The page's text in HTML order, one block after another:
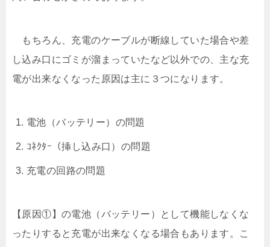
もちろん、充電のケーブルが断線していた場合や差
し込み口にゴミが溜まっていたなど以外での、主な充
電が出来なくなった原因は主に３つになります。
電池（バッテリー）の問題
ｺﾈｸﾀｰ（挿し込み口）の問題
充電の回路の問題
【原因①】の電池（バッテリー）として機能しなくな
ったりすると充電が出来なくなる場合もあります。こ